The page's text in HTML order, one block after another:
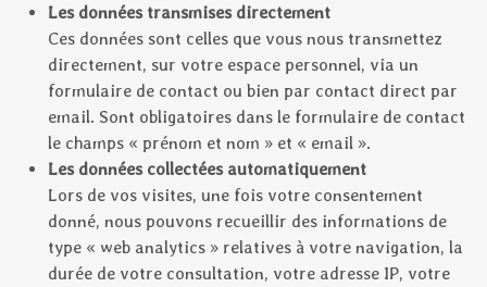
Les données transmises directement
Ces données sont celles que vous nous transmettez
directement, sur votre espace personnel, via un
formulaire de contact ou bien par contact direct par
email. Sont obligatoires dans le formulaire de contact
le champs « prénom et nom » et « email ».
Les données collectées automatiquement
Lors de vos visites, une fois votre consentement
donné, nous pouvons recueillir des informations de
type « web analytics » relatives à votre navigation, la
durée de votre consultation, votre adresse IP, votre